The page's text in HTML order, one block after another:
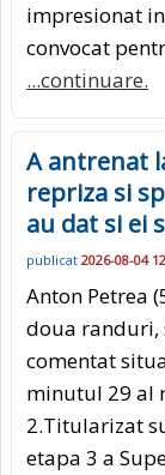
impresionat
convocat
...continuare.
A antrenat
repriza si
au dat si ei
publicat 2026-08-04
Anton Petrea
doua randuri,
comentat
minutul 29 al
2.Titularizat
etapa 3 a